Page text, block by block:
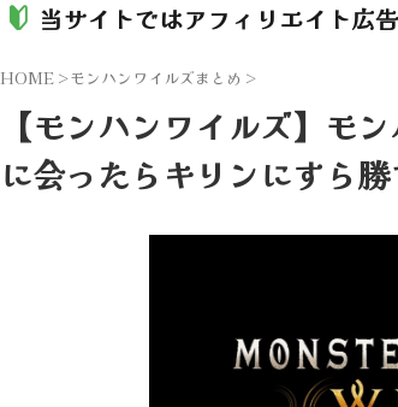
当サイトではアフィリエイト広
HOME >モンハンワイルズまとめ >
【モンハンワイルズ】モ
に会ったらキリンにすら